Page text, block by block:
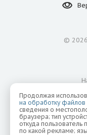
©
Согласие на
Продолжая
на обработку файлов
сведения о
браузера; тип
откуда пользователь
по какой рекламе;